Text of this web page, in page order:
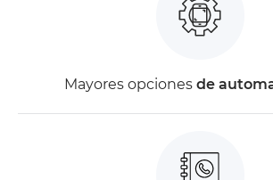
Mayores opciones de